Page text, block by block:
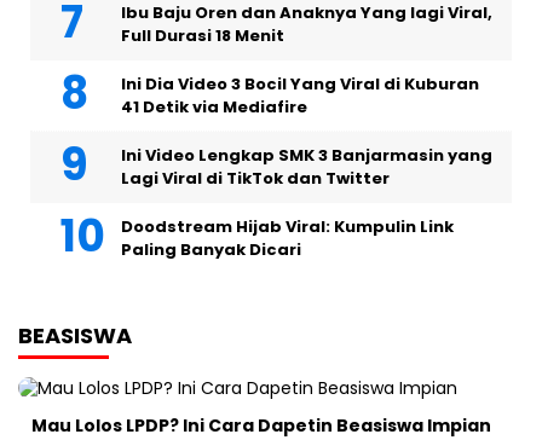
Ibu Baju Oren dan Anaknya Yang lagi Viral,
Full Durasi 18 Menit
Ini Dia Video 3 Bocil Yang Viral di Kuburan
41 Detik via Mediafire
Ini Video Lengkap SMK 3 Banjarmasin yang
Lagi Viral di TikTok dan Twitter
Doodstream Hijab Viral: Kumpulin Link
Paling Banyak Dicari
BEASISWA
Mau Lolos LPDP? Ini Cara Dapetin Beasiswa Impian